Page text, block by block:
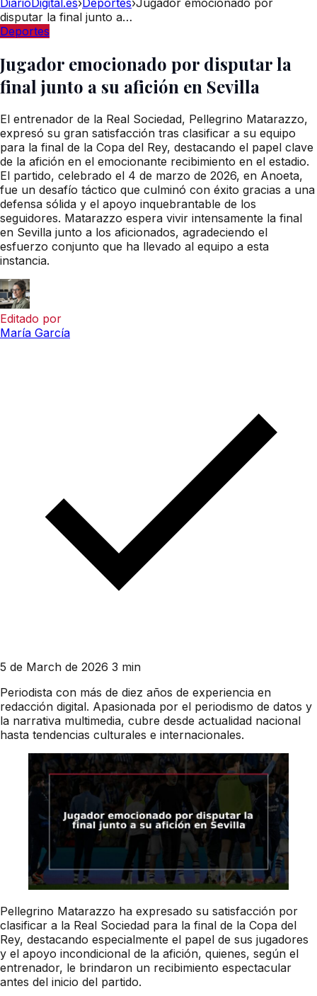
DiarioDigital.es›Deportes›Jugador emocionado por
disputar la final junto a…
Deportes
Jugador emocionado por disputar la
final junto a su afición en Sevilla
El entrenador de la Real Sociedad, Pellegrino Matarazzo,
expresó su gran satisfacción tras clasificar a su equipo
para la final de la Copa del Rey, destacando el papel clave
de la afición en el emocionante recibimiento en el estadio.
El partido, celebrado el 4 de marzo de 2026, en Anoeta,
fue un desafío táctico que culminó con éxito gracias a una
defensa sólida y el apoyo inquebrantable de los
seguidores. Matarazzo espera vivir intensamente la final
en Sevilla junto a los aficionados, agradeciendo el
esfuerzo conjunto que ha llevado al equipo a esta
instancia.
Editado por
María García
5 de March de 2026 3 min
Periodista con más de diez años de experiencia en
redacción digital. Apasionada por el periodismo de datos y
la narrativa multimedia, cubre desde actualidad nacional
hasta tendencias culturales e internacionales.
Pellegrino Matarazzo ha expresado su satisfacción por
clasificar a la Real Sociedad para la final de la Copa del
Rey, destacando especialmente el papel de sus jugadores
y el apoyo incondicional de la afición, quienes, según el
entrenador, le brindaron un recibimiento espectacular
antes del inicio del partido.